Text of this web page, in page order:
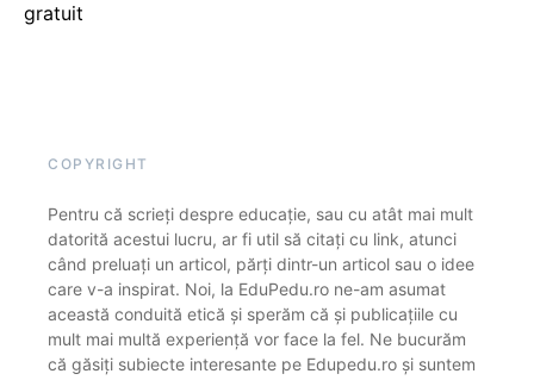
gratuit
COPYRIGHT
Pentru că scrieți despre educație, sau cu atât mai mult
datorită acestui lucru, ar fi util să citați cu link, atunci
când preluați un articol, părți dintr-un articol sau o idee
care v-a inspirat. Noi, la EduPedu.ro ne-am asumat
această conduită etică și sperăm că și publicațiile cu
mult mai multă experiență vor face la fel. Ne bucurăm
că găsiți subiecte interesante pe Edupedu.ro și suntem